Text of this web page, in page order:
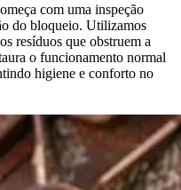
com uma inspeção
do bloqueio. Utilizamos
resíduos que obstruem a
o funcionamento normal
higiene e conforto no